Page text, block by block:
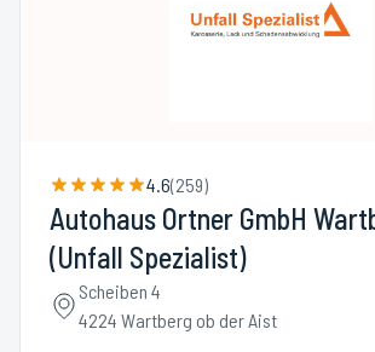
4.6(259)
Autohaus Ortner GmbH
(Unfall Spezialist)
Scheiben 4
4224 Wartberg ob der Aist